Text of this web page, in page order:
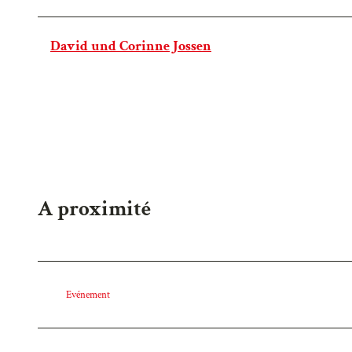
David und Corinne Jossen
A proximité
Evénement